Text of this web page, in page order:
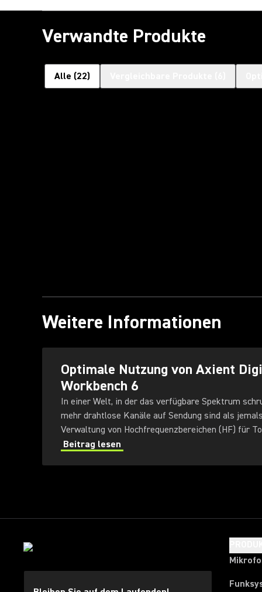
Verwandte Produkte
Alle (22)
Weitere Informationen
Optimale Nutzung von Axient
Workbench 6
In einer Welt, in der das verfügbare Spektrum
mehr drahtlose Kanäle auf Sendung sind als
Verwaltung von Hochfrequenzbereichen (HF) für
schwieriger.
Beitrag lesen